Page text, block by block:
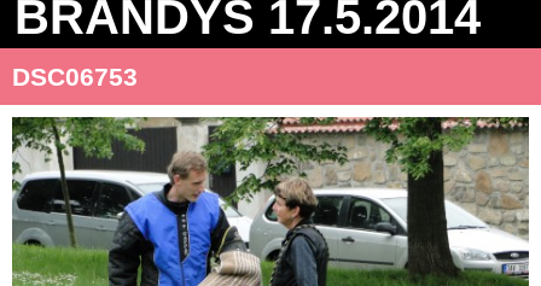
BRANDÝS 17.5.2014
DSC06753